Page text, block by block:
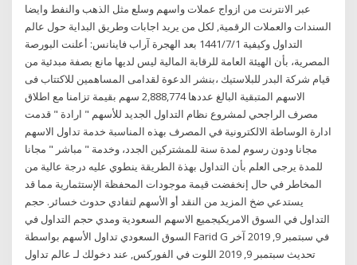
عبر الانترنت من ازواج عملات واسهم وسلع مثل الذهب والنفط وايضا
السندات والعملات الرقمية, لكل من يريد اجابات وطريق البداية حول عالم
التداول وكيفية 1‏‏/7‏‏/1441 بعد الهجرة آراب فاينانس: أعلنت البورصة
المصرية، بأن الهيئة العامة للرقابة المالية ليس لديها مانع بصفة مبدئية من
قيام شركة البدر للبلاستيك ،بنشر الدعوة لقدامى المساهمين للاكتتاب فى
الاسهم المتبقية البالغ عددها 2,888,774 سهم بقيمة تزامنا مع اطلاق
مصرف الراجحي لمشروع نظام التداول الجديد للأسهم " ارادة " قدمت
ادارة الوساطة الالكترونية في المصرف بهذه المناسبة خدمة تداول الاسهم
مجانا ودون رسوم لمدة سنة للمشتركين الجدد، وخدمة " مباشر " مجانا
للمدة يرجى العلم بأن التداول بهذة الطريقة ينطوي عليه درجة عالية من
المخاطر في حال إنخفضت قيمة موجودات المحفظة الإستثمارية مما قد
يستدعي ضخ المزيد من النقد أو الأسهم لتفادي حدوث خسائر. حجم
التداول في السوق الامريكيجميع الاسهم السعودية ومدي حجم التداول في
السوق السعودي تداول الأسهم بواسطة Farid G في سبتمبر 9, 2019 آخر
تحديث سبتمبر 9, 2019 اللوت في الفوركس, عند دخولك لـ عالم تداول